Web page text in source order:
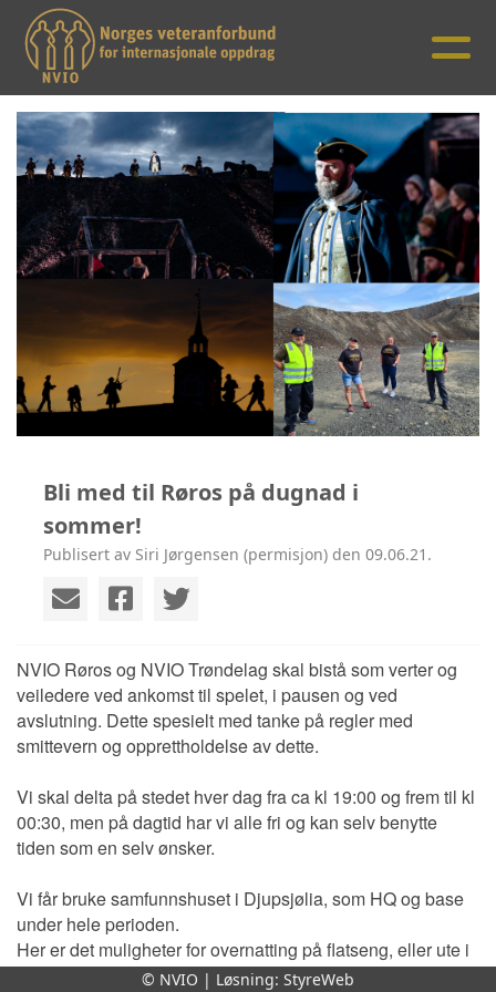
Bli med til Røros på dugnad i
sommer!
Publisert av Siri Jørgensen (permisjon) den 09.06.21.
NVIO Røros og NVIO Trøndelag skal bistå som verter og
veiledere ved ankomst til spelet, i pausen og ved
avslutning. Dette spesielt med tanke på regler med
smittevern og opprettholdelse av dette.
Vi skal delta på stedet hver dag fra ca kl 19:00 og frem til kl
00:30, men på dagtid har vi alle fri og kan selv benytte
tiden som en selv ønsker.
Vi får bruke samfunnshuset i Djupsjølia, som HQ og base
under hele perioden.
Her er det muligheter for overnatting på flatseng, eller ute i
telt /lavvo, og stor uteplass hvor en kan ha med egen bobil
© NVIO | Løsning: StyreWeb